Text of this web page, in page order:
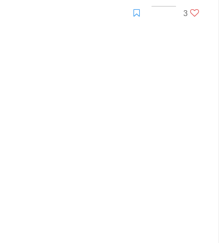
3